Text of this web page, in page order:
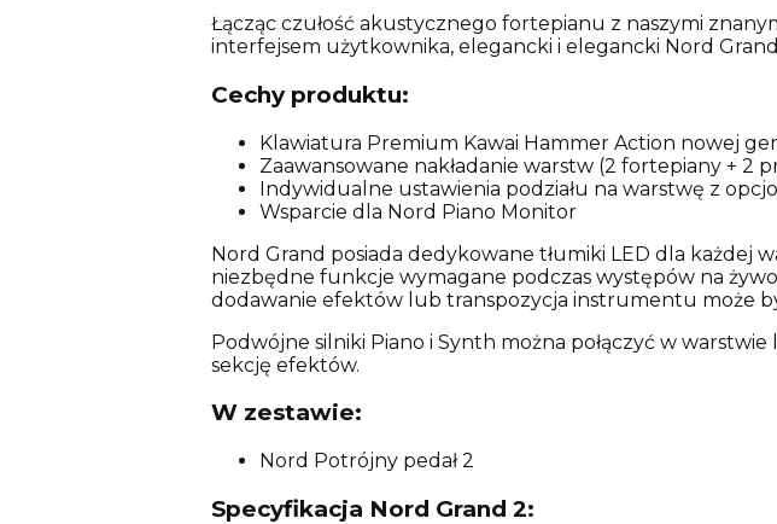
Łącząc czułość akustycznego fortepianu z naszymi
interfejsem użytkownika, elegancki i elegancki Nord
Cechy produktu:
Klawiatura Premium Kawai Hammer Action nowej
Zaawansowane nakładanie warstw (2 fortepiany + 2
Indywidualne ustawienia podziału na warstwę z
Wsparcie dla Nord Piano Monitor
Nord Grand posiada dedykowane tłumiki LED dla każdej
niezbędne funkcje wymagane podczas występów na
dodawanie efektów lub transpozycja instrumentu może
Podwójne silniki Piano i Synth można połączyć w
sekcję efektów.
W zestawie:
Nord Potrójny pedał 2
Specyfikacja Nord Grand 2: